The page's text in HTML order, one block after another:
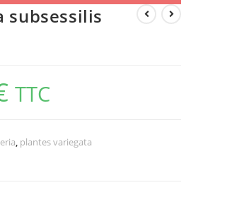
subsessilis
TTC
, plantes variegata